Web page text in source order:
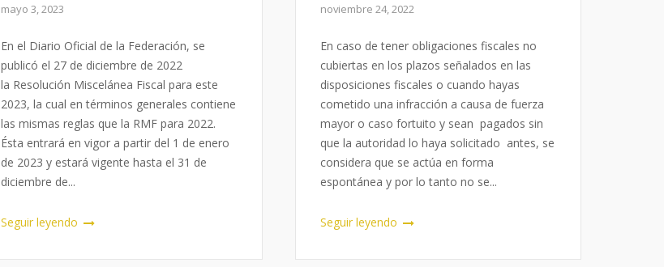
mayo 3, 2023
En el Diario Oficial de la Federación, se
publicó el 27 de diciembre de 2022
la Resolución Miscelánea Fiscal para este
2023, la cual en términos generales contiene
las mismas reglas que la RMF para 2022.
Ésta entrará en vigor a partir del 1 de enero
de 2023 y estará vigente hasta el 31 de
diciembre de...
Seguir leyendo
noviembre 24, 2022
En caso de tener obligaciones fiscales no
cubiertas en los plazos señalados en las
disposiciones fiscales o cuando hayas
cometido una infracción a causa de fuerza
mayor o caso fortuito y sean pagados sin
que la autoridad lo haya solicitado antes, se
considera que se actúa en forma
espontánea y por lo tanto no se...
Seguir leyendo